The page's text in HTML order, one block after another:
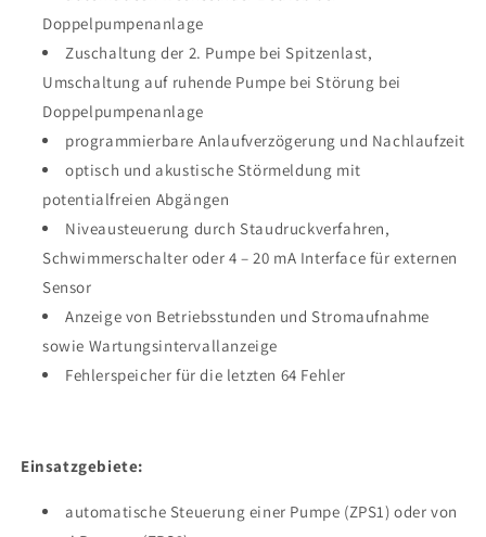
Doppelpumpenanlage
Zuschaltung der 2. Pumpe bei Spitzenlast,
Umschaltung auf ruhende Pumpe bei Störung bei
Doppelpumpenanlage
programmierbare Anlaufverzögerung und Nachlaufzeit
optisch und akustische Störmeldung mit
potentialfreien Abgängen
Niveausteuerung durch Staudruckverfahren,
Schwimmerschalter oder 4 – 20 mA Interface für externen
Sensor
Anzeige von Betriebsstunden und Stromaufnahme
sowie Wartungsintervallanzeige
Fehlerspeicher für die letzten 64 Fehler
Einsatzgebiete:
automatische Steuerung einer Pumpe (ZPS1) oder von